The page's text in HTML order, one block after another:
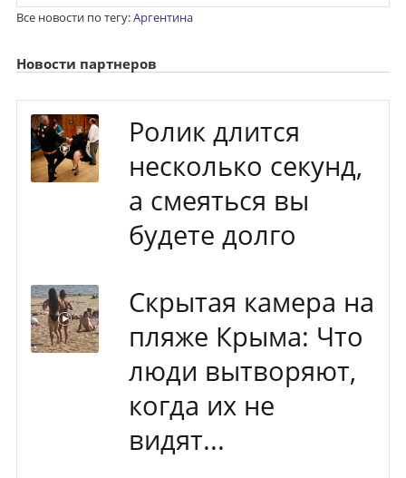
Все новости по тегу:Аргентина
Новости партнеров
Ролик длится
несколько секунд,
а смеяться вы
будете долго
Скрытая камера на
пляже Крыма: Что
люди вытворяют,
когда их не
видят...